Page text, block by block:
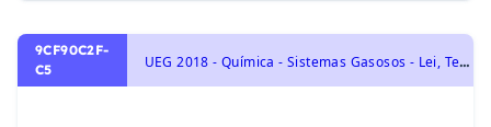
9CF90C2F-
C5
U
EG 2018 - Química - Sistemas Gasosos - Lei, Teoria Cinética, Equação e Mistura dos Gases. Princípio de Avogadro., Transformações Químicas